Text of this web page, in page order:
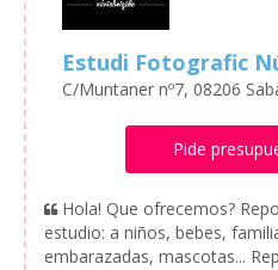
Estudi Fotografic
C/Muntaner nº7, 08206
Pide
Hola! Que ofrecemos?
estudio: a niños, bebes,
embarazadas, mascotas...